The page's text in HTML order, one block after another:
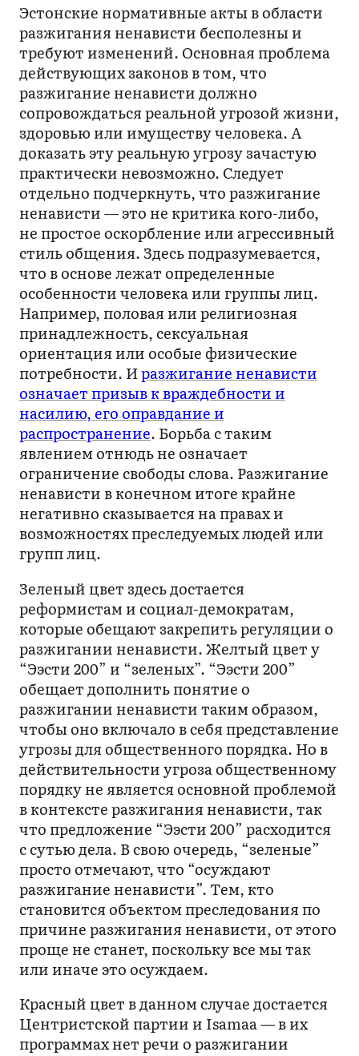
Эстонские нормативные акты в области
разжигания ненависти бесполезны и
требуют изменений. Основная проблема
действующих законов в том, что
разжигание ненависти должно
сопровождаться реальной угрозой жизни,
здоровью или имуществу человека. А
доказать эту реальную угрозу зачастую
практически невозможно. Следует
отдельно подчеркнуть, что разжигание
ненависти — это не критика кого-либо,
не простое оскорбление или агрессивный
стиль общения. Здесь подразумевается,
что в основе лежат определенные
особенности человека или группы лиц.
Например, половая или религиозная
принадлежность, сексуальная
ориентация или особые физические
потребности. Иразжигание ненависти
означает призыв к враждебности и
насилию, его оправдание и
распространение. Борьба с таким
явлением отнюдь не означает
ограничение свободы слова. Разжигание
ненависти в конечном итоге крайне
негативно сказывается на правах и
возможностях преследуемых людей или
групп лиц.
Зеленый цвет здесь достается
реформистам и социал-демократам,
которые обещают закрепить регуляции о
разжигании ненависти. Желтый цвет у
“Ээсти 200” и “зеленых”. “Ээсти 200”
обещает дополнить понятие о
разжигании ненависти таким образом,
чтобы оно включало в себя представление
угрозы для общественного порядка. Но в
действительности угроза общественному
порядку не является основной проблемой
в контексте разжигания ненависти, так
что предложение “Ээсти 200” расходится
с сутью дела. В свою очередь, “зеленые”
просто отмечают, что “осуждают
разжигание ненависти”. Тем, кто
становится объектом преследования по
причине разжигания ненависти, от этого
проще не станет, поскольку все мы так
или иначе это осуждаем.
Красный цвет в данном случае достается
Центристской партии и Isamaa — в их
программах нет речи о разжигании